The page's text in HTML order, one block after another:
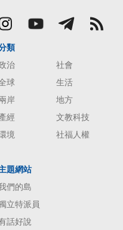
類
治
社會
球
生活
岸
地方
經
文教科技
境
社福人權
題網站
們的島
立特派員
話好說